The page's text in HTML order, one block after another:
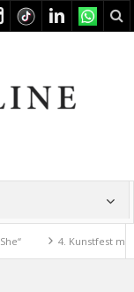
4. Kunstfest macht